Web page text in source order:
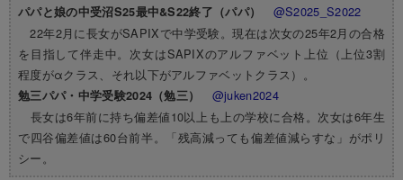
パパと娘の中受沼S25最中&S22終了（パパ） @S2025_S2022
22年2月に長女がSAPIXで中学受験。現在は次女の25年2月の合格
を目指して伴走中。次女はSAPIXのアルファベット上位（上位3割
程度がαクラス、それ以下がアルファベットクラス）。
勉三パパ・中学受験2024（勉三）
@juken2024
長女は6年前に持ち偏差値10以上も上の学校に合格。次女は6年生
で四谷偏差値は60台前半。「残高減っても偏差値減らすな」がポリ
シー。